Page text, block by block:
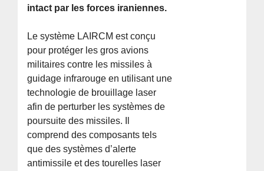
intact par les forces iraniennes.
Le système LAIRCM est conçu
pour protéger les gros avions
militaires contre les missiles à
guidage infrarouge en utilisant une
technologie de brouillage laser
afin de perturber les systèmes de
poursuite des missiles. Il
comprend des composants tels
que des systèmes d’alerte
antimissile et des tourelles laser